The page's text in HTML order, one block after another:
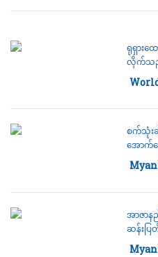
ရုရှား
လိုက်သည့်
သံတမန်
စက်သုံး
အောက်
အာဇာန
ဆန်းပ
အချက်မ